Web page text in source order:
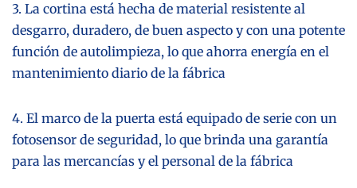
3. La cortina está hecha de material resistente al
desgarro, duradero, de buen aspecto y con una potente
función de autolimpieza, lo que ahorra energía en el
mantenimiento diario de la fábrica
4. El marco de la puerta está equipado de serie con un
fotosensor de seguridad, lo que brinda una garantía
para las mercancías y el personal de la fábrica